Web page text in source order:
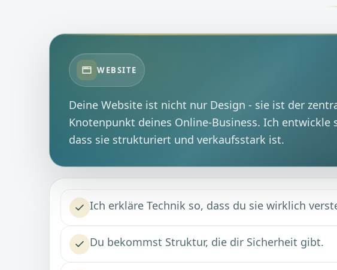
WEBSITE
Deine Website ist nicht nur Design - sie ist der
Knotenpunkt deines Online-Business. Ich entwickle
dass sie strukturiert und verkaufsstark ist.
Ich erkläre Technik so, dass du sie wirklich
Du bekommst Struktur, die dir Sicherheit gibt.